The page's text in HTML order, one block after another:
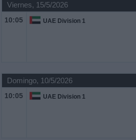
Viernes, 15/5/2026
10:05 UAE Division 1
Domingo, 10/5/2026
10:05 UAE Division 1